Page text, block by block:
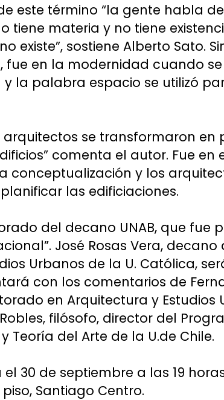
este término “la gente habla
tiene materia y no tiene
existe”, sostiene Alberto Sato.
fue en la modernidad cuando
la palabra espacio se utilizó
arquitectos se transformaron
comenta el autor. Fue
conceptualización y los
las edificiaciones.
del decano UNAB, que fue
José Rosas Vera,
Urbanos de la U. Católica,
con los comentarios de
en Arquitectura y Estudios
filósofo, director del
Teoría del Arte de la U.de Chile.
30 de septiembre a las 19
Santiago Centro.